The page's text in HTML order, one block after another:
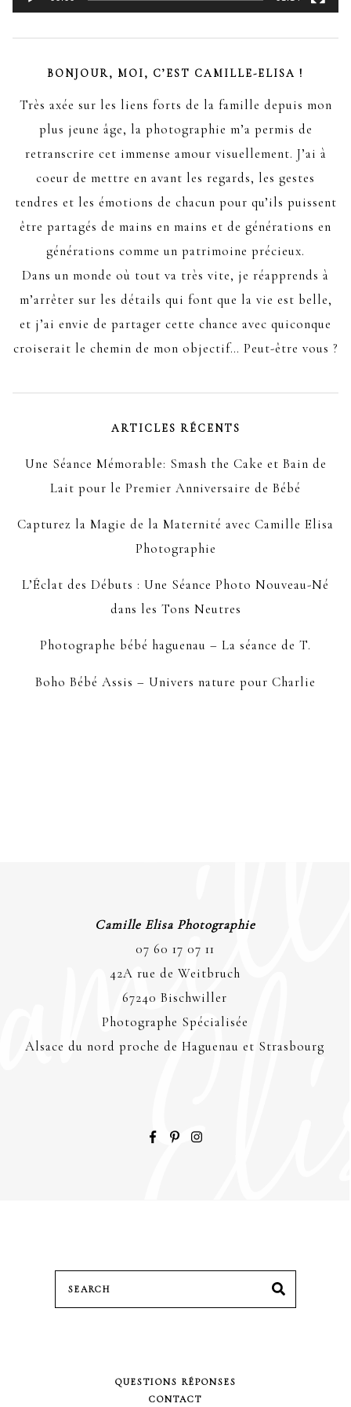
BONJOUR, MOI, C’EST CAMILLE-ELISA !
Très axée sur les liens forts de la famille depuis mon
plus jeune âge, la photographie m’a permis de
retranscrire cet immense amour visuellement. J’ai à
coeur de mettre en avant les regards, les gestes
tendres et les émotions de chacun pour qu’ils puissent
être partagés de mains en mains et de générations en
générations comme un patrimoine précieux.
Dans un monde où tout va très vite, je réapprends à
m’arrêter sur les détails qui font que la vie est belle,
et j’ai envie de partager cette chance avec quiconque
croiserait le chemin de mon objectif… Peut-être vous ?
ARTICLES RÉCENTS
Une Séance Mémorable: Smash the Cake et Bain de
Lait pour le Premier Anniversaire de Bébé
Capturez la Magie de la Maternité avec Camille Elisa
Photographie
L’Éclat des Débuts : Une Séance Photo Nouveau-Né
dans les Tons Neutres
Photographe bébé haguenau – La séance de T.
Boho Bébé Assis – Univers nature pour Charlie
Camille Elisa Photographie
07 60 17 07 11
42A rue de Weitbruch
67240 Bischwiller
Photographe Spécialisée
Alsace du nord proche de Haguenau et Strasbourg
Search
for:
SEARCH
QUESTIONS RÉPONSES
CONTACT